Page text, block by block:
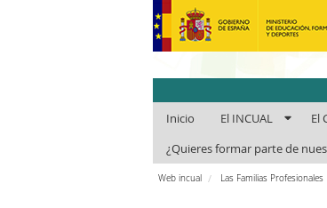
INCUAl -
Inicio El INCUAL El
¿Quieres formar parte de
Web incual Las Familias Profesionales